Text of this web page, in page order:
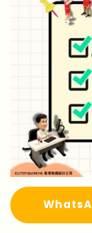
WhatsA